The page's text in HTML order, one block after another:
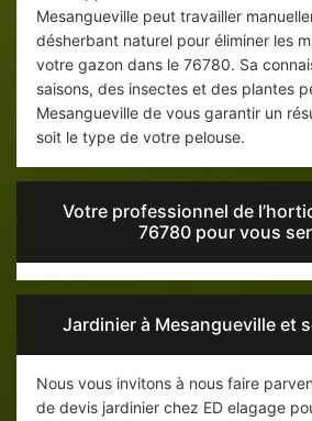
Mesangueville peut travailler
désherbant naturel pour éliminer les
votre gazon dans le 76780. Sa
saisons, des insectes et des plantes
Mesangueville de vous garantir un
soit le type de votre pelouse.
Votre professionnel de
76780 pour vous
Jardinier à Mesangueville et
Nous vous invitons à nous faire
de devis jardinier chez ED elagage